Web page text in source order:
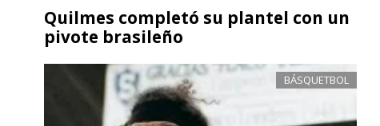
Quilmes completó su plantel con un
pivote brasileño
BÁSQUETBOL